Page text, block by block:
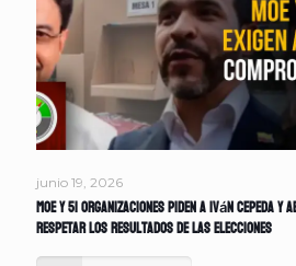
junio 19, 2026
MOE y 51 organizaciones piden a Iván Cepeda
respetar los resultados de las elecciones